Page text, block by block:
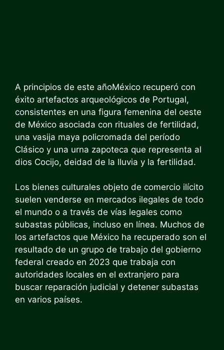
A principios de este añoMéxico recuperó con
éxito artefactos arqueológicos de Portugal,
consistentes en una figura femenina del oeste
de México asociada con rituales de fertilidad,
una vasija maya policromada del período
Clásico y una urna zapoteca que representa al
dios Cocijo, deidad de la lluvia y la fertilidad.
Los bienes culturales objeto de comercio ilícito
suelen venderse en mercados ilegales de todo
el mundo o a través de vías legales como
subastas públicas, incluso en línea. Muchos de
los artefactos que México ha recuperado son el
resultado de un grupo de trabajo del gobierno
federal creado en 2023 que trabaja con
autoridades locales en el extranjero para
buscar reparación judicial y detener subastas
en varios países.